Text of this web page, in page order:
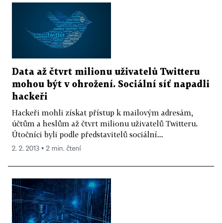
Data až čtvrt milionu uživatelů Twitteru
mohou být v ohrožení. Sociální síť napadli
hackeři
Hackeři mohli získat přístup k mailovým adresám,
účtům a heslům až čtvrt milionu uživatelů Twitteru.
Útočníci byli podle představitelů sociální...
2. 2. 2013 ▪ 2 min. čtení